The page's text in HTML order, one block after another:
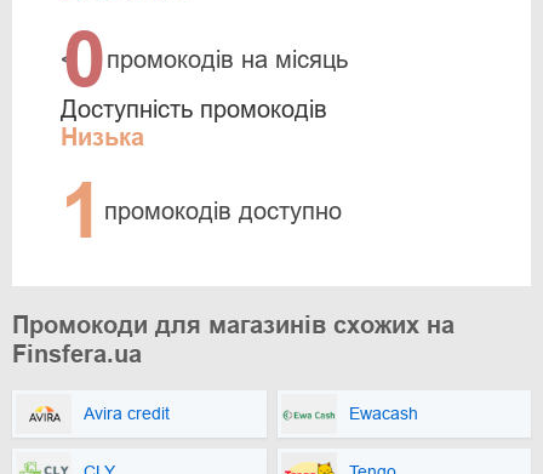
<0промокодів на місяць
Доступність промокодів
Низька
1 промокодів доступно
Промокоди для магазинів схожих на
Finsfera.ua
Avira credit Ewacash